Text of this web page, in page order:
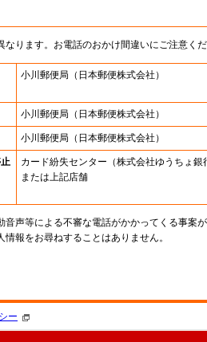
ります。お電話のおかけ間違いにご注意くだ
小川郵便局 （日本郵便株式会社）
小川郵便局 （日本郵便株式会社）
小川郵便局 （日本郵便株式会社）
カード紛失センター （株式会社ゆうちょ銀
または上記店舗
声等による不審な電話がかかってくる事案が
報をお尋ねすることはありません。
ー